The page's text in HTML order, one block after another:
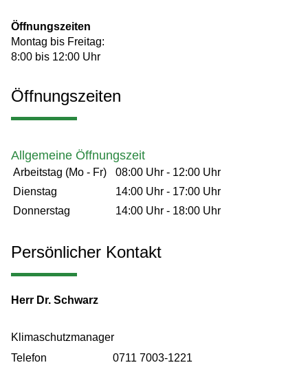
Öffnungszeiten
Montag bis Freitag:
8:00 bis 12:00 Uhr
Öffnungszeiten
Allgemeine Öffnungszeit
Arbeitstag (Mo - Fr) 08:00 Uhr - 12:00 Uhr
Dienstag
14:00 Uhr - 17:00 Uhr
Donnerstag
14:00 Uhr - 18:00 Uhr
Persönlicher Kontakt
Herr Dr. Schwarz
Klimaschutzmanager
Telefon
0711 7003-1221